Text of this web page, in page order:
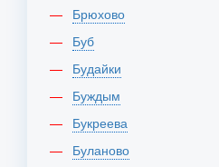
Брюхово
Буб
Будайки
Буждым
Букреева
Буланово